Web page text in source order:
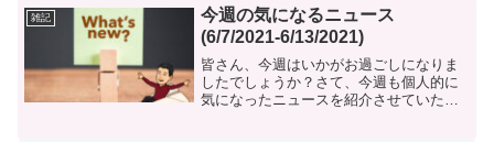
パスポートのオンライン申請手続き開始
少し古いニュースです...
雑記
今週の気になるニュース
(6/7/2021-6/13/2021)
皆さん、今週はいかがお過ごしになりま
したでしょうか？さて、今週も個人的に
気になったニュースを紹介させていただ